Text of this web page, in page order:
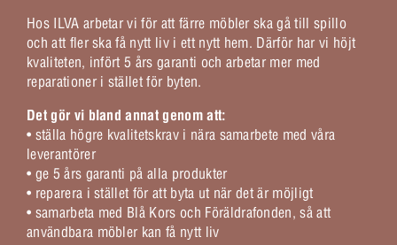
Hos ILVA arbetar vi för att färre möbler ska gå till spillo
och att fler ska få nytt liv i ett nytt hem. Därför har vi höjt
kvaliteten, infört 5 års garanti och arbetar mer med
reparationer i stället för byten.
Det gör vi bland annat genom att:
• ställa högre kvalitetskrav i nära samarbete med våra
leverantörer
• ge 5 års garanti på alla produkter
• reparera i stället för att byta ut när det är möjligt
• samarbeta med Blå Kors och Föräldrafonden, så att
användbara möbler kan få nytt liv